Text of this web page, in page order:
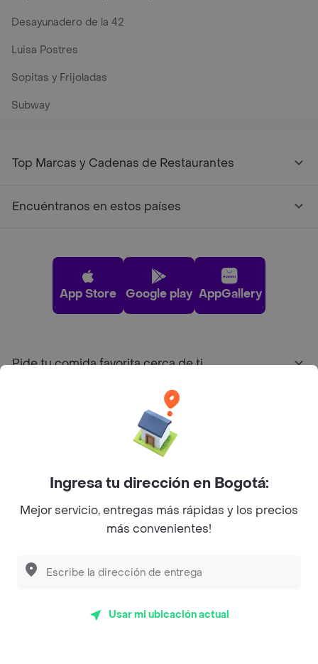
Desayunadero de la 42
Luisa Postres
Sopitas y Frijoladas
Subway
Top Marcas y Cadenas de Restaurantes
Encuéntranos en estos países
App Store Google play AppGallery
Pide tu comida favorita cerca de ti
Sobre Rappi
Facebook
Twitter
Instagram
©2026Rappi Inc. All rights reserved.
Ingresa tu dirección en Bogotá:
Mejor servicio, entregas más rápidas y los precios
más convenientes!
Usar mi ubicación actual